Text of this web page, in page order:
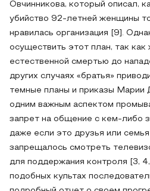
Овчинникова, который описал,
убийство 92-летней женщины
нравилась организация [9].
осуществить этот план, так
естественной смертью до
других случаях «братья»
темные планы и приказы
одним важным аспектом
запрет на общение с кем-либо
даже если это друзья или
запрещалось смотреть
для поддержания контроля [3,
подобных культах